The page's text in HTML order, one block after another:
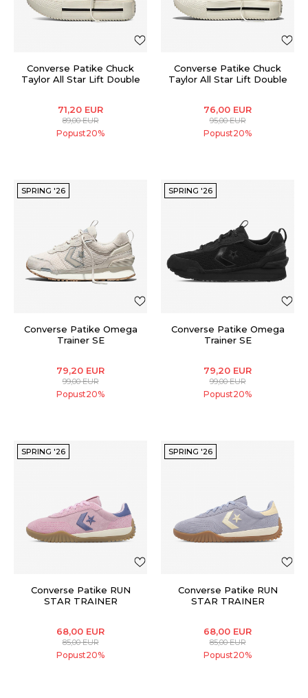
Converse Patike Chuck
Taylor All Star Lift Double
71,20 EUR
89,00EUR
Popust20%
Converse Patike Chuck
Taylor All Star Lift Double
76,00 EUR
95,00EUR
Popust20%
SPRING '26
Converse Patike Omega
Trainer SE
79,20 EUR
99,00EUR
Popust20%
SPRING '26
Converse Patike Omega
Trainer SE
79,20 EUR
99,00EUR
Popust20%
SPRING '26
Converse Patike RUN
STAR TRAINER
68,00 EUR
85,00EUR
Popust20%
SPRING '26
Converse Patike RUN
STAR TRAINER
68,00 EUR
85,00EUR
Popust20%